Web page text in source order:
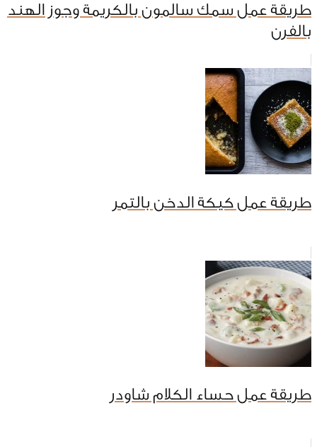
طريقة عمل سمك سالمون بالكريمة وجوز الهند
بالفرن
طريقة عمل كيكة الدخن بالتمر
طريقة عمل حساء الكلام شاودر